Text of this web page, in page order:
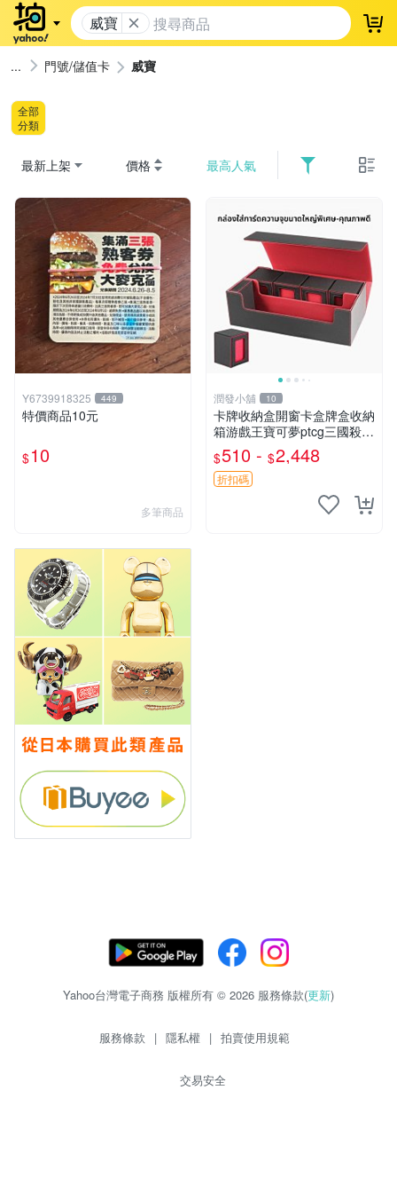
威寶 登
門號/儲值卡 威寶
全部
分類
最新上架 價格 最高人氣
Y6739918325 449
特價商品10元
$10
多筆商品
潤發小舖 10
卡牌收納盒開窗卡盒牌盒收納
箱游戲王寶可夢ptcg三國殺海
賊王dtcg
$510 - $2,448
折扣碼
Yahoo台灣電子商務 版權所有 © 2026 服務條款(更新)
服務條款 | 隱私權 | 拍賣使用規範
交易安全